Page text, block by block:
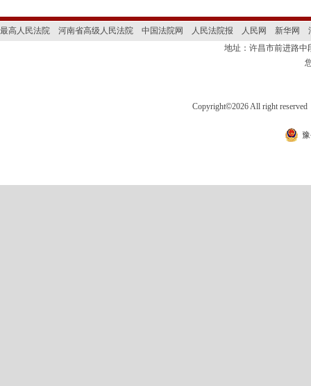
最高人民法院 河南省高级人民法院 中国法院网 人民法院报 人民网 新华网
地址：许昌市前进路
Copyright©2026 All right